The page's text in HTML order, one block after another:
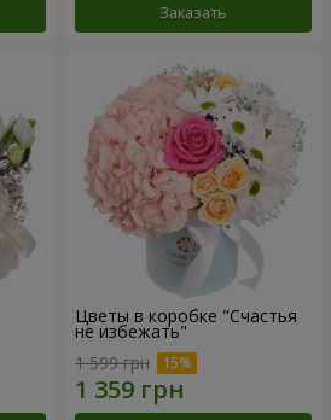
Заказать
Цветы в коробке "Счастья
не избежать"
1 599 грн